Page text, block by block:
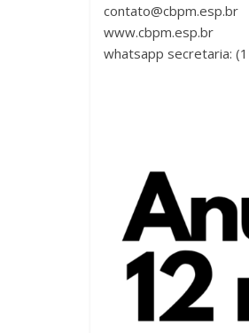
contato@cbpm.esp.br
www.cbpm.esp.br
whatsapp secretaria: